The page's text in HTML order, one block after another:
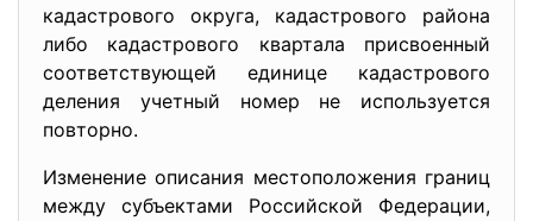
кадастрового округа, кадастрового района
либо кадастрового квартала присвоенный
соответствующей единице кадастрового
деления учетный номер не используется
повторно.
Изменение описания местоположения границ
между субъектами Российской Федерации,